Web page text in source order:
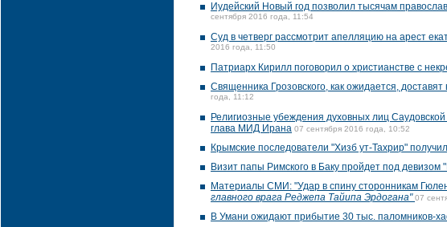
Иудейский Новый год позволил тысячам
сентября 2016 года, 11:54
Суд в четверг рассмотрит апелляцию на арест
2016 года, 11:50
Патриарх Кирилл поговорил о христианстве с
Священника Грозовского, как ожидается,
года, 11:12
Религиозные убеждения духовных лиц
глава МИД Ирана 07 сентября 2016 года, 10:52
Крымские последователи "Хизб ут-Тахрир"
Визит папы Римского в Баку пройдет под девизом
Материалы СМИ: "Удар в спину сторонникам
главного врага Реджепа Тайипа Эрдогана" 07
В Умани ожидают прибытие 30 тыс. паломников-